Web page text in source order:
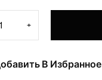
+
В Избранное